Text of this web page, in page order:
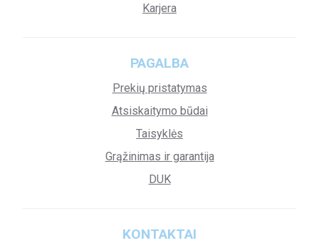
Karjera
PAGALBA
Prekių pristatymas
Atsiskaitymo būdai
Taisyklės
Grąžinimas ir garantija
DUK
KONTAKTAI